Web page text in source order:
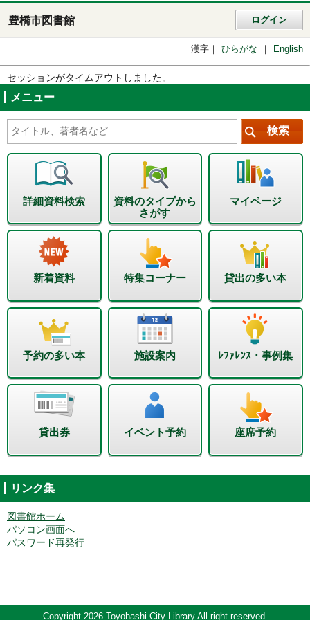
豊橋市図書館 ログイン
漢字 ひらがな English
セッションがタイムアウトしました。
メニュー
詳細資料検索
資料のタイプから
さがす
マイページ
新着資料 特集コーナー 貸出の多い本
予約の多い本 施設案内 ﾚﾌｧﾚﾝｽ・事例集
貸出券 イベント予約 座席予約
リンク集
図書館ホーム
パソコン画面へ
パスワード再発行
Copyright 2026 Toyohashi City Library All right reserved.